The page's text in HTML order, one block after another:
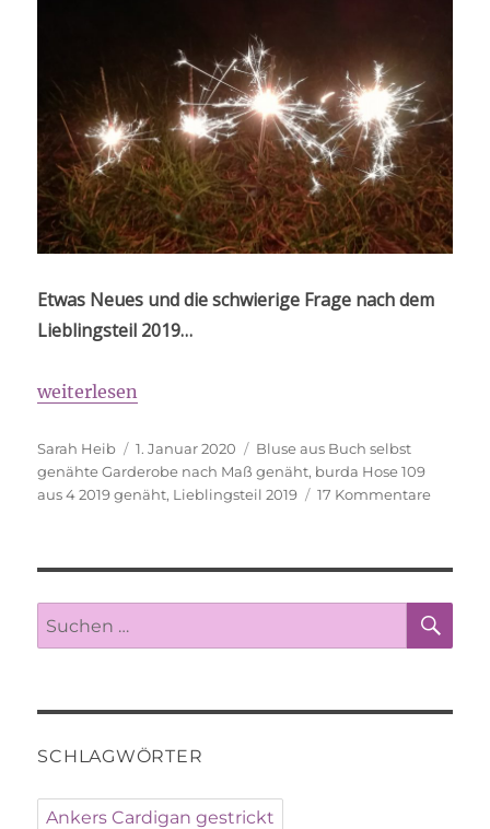
Etwas Neues und die schwierige Frage nach dem
Lieblingsteil 2019…
„Happy näh year!“
weiterlesen
Autor
Sarah Heib
Veröffentlicht
am
1. Januar 2020 Schlagwörter
Bluse aus Buch selbst
genähte Garderobe nach Maß genäht, burda Hose 109
aus 4 2019 genäht, Lieblingsteil 2019 17 Kommentarezu
Suche
nach:
SCHLAGWÖRTER
Ankers Cardigan gestrickt